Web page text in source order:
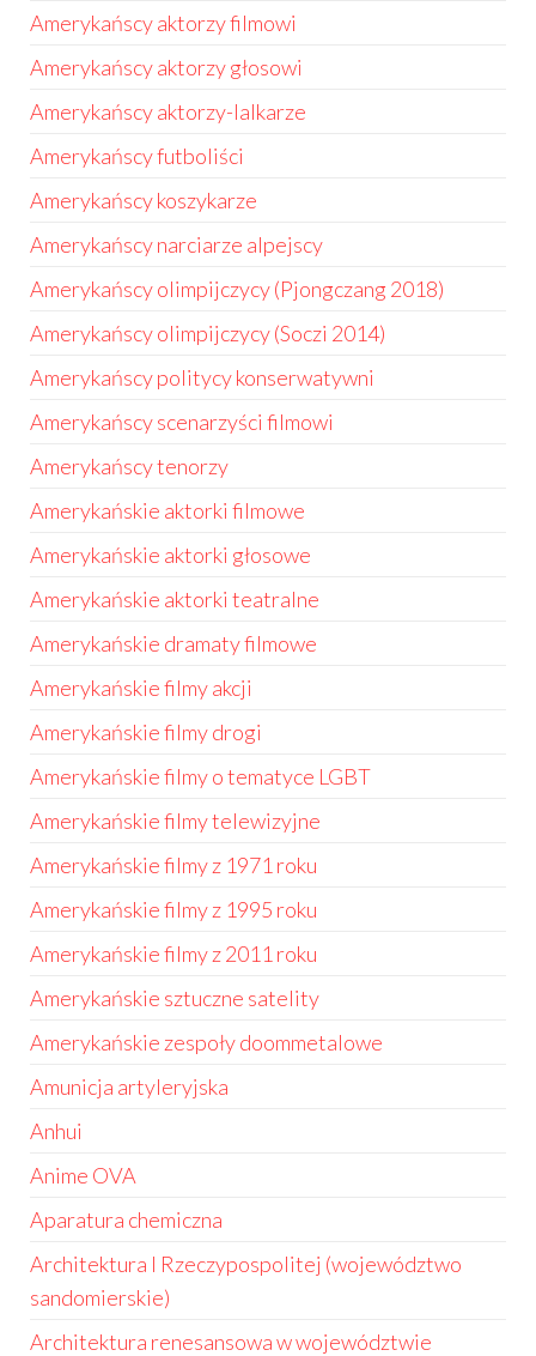
Amerykańscy aktorzy filmowi
Amerykańscy aktorzy głosowi
Amerykańscy aktorzy-lalkarze
Amerykańscy futboliści
Amerykańscy koszykarze
Amerykańscy narciarze alpejscy
Amerykańscy olimpijczycy (Pjongczang 2018)
Amerykańscy olimpijczycy (Soczi 2014)
Amerykańscy politycy konserwatywni
Amerykańscy scenarzyści filmowi
Amerykańscy tenorzy
Amerykańskie aktorki filmowe
Amerykańskie aktorki głosowe
Amerykańskie aktorki teatralne
Amerykańskie dramaty filmowe
Amerykańskie filmy akcji
Amerykańskie filmy drogi
Amerykańskie filmy o tematyce LGBT
Amerykańskie filmy telewizyjne
Amerykańskie filmy z 1971 roku
Amerykańskie filmy z 1995 roku
Amerykańskie filmy z 2011 roku
Amerykańskie sztuczne satelity
Amerykańskie zespoły doommetalowe
Amunicja artyleryjska
Anhui
Anime OVA
Aparatura chemiczna
Architektura I Rzeczypospolitej (województwo
sandomierskie)
Architektura renesansowa w województwie